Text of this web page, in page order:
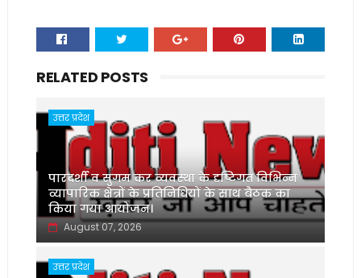
RELATED POSTS
उत्तर प्रदेश
पारदर्शी व सुगम कर व्यवस्था के दृष्टिगत विभिन्न
व्यापारिक क्षेत्रों के प्रतिनिधियों के साथ बैठक का
किया गया आयोजन।
August 07, 2026
उत्तर प्रदेश